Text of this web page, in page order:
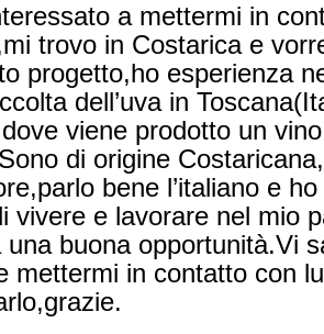
a mettermi in
trovo in Costarica e
progetto,ho esperienza
dell’uva in
viene prodotto un
di origine
bene l’italiano e
vivere e lavorare nel mio
una buona opportunità.Vi
mettermi in contatto con